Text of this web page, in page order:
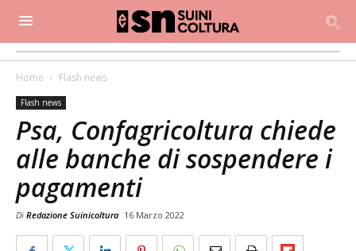
Home Flash news
Flash news
Psa, Confagricoltura chiede
alle banche di sospendere i
pagamenti
Di Redazione Suinicoltura 16 Marzo 2022